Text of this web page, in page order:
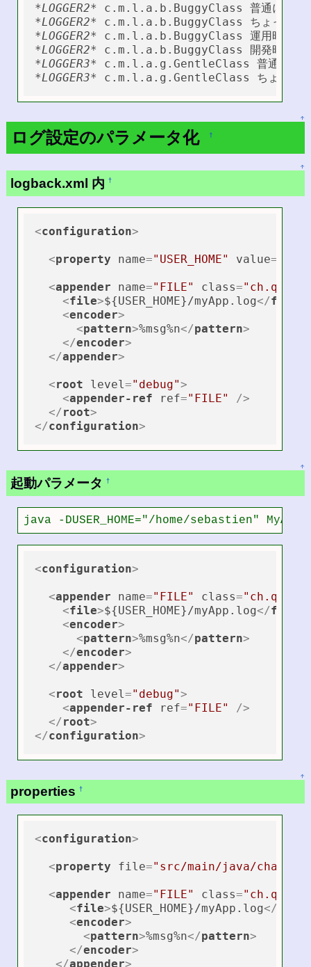
*LOGGER2*
*LOGGER2*
*LOGGER2*
*LOGGER2*
*LOGGER3*
*LOGGER3*
↑
ログ設定のパラメータ化 †
↑
logback.xml 内 †
<configuration>
<property name="USER_HOME" value=
<appender name="FILE" class=
<file>${USER_HOME}/myApp.log</file
<encoder>
<pattern>%msg%n</pattern>
</encoder>
</appender>
<root level="debug">
<appender-ref ref="FILE"
/>
</root>
</configuration>
↑
起動パラメータ †
java -DUSER_HOME="/home/sebastien" MyApp2
<configuration>
<appender name="FILE" class=
<file>${USER_HOME}/myApp.log</file
<encoder>
<pattern>%msg%n</pattern>
</encoder>
</appender>
<root level="debug">
<appender-ref ref="FILE"
/>
</root>
</configuration>
↑
properties †
<configuration>
<property file="src/main/java/
<appender name="FILE" class=
<file>${USER_HOME}/myApp.log</
<encoder>
<pattern>%msg%n</pattern>
</encoder>
</appender>